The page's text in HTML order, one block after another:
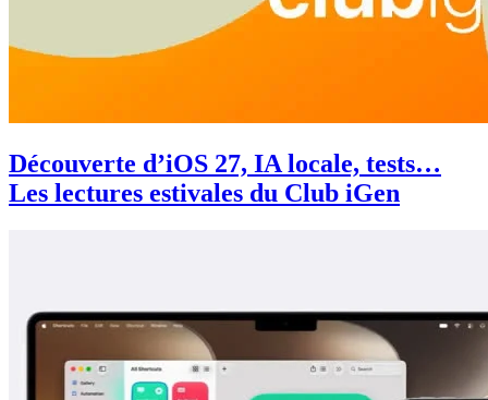
Découverte d’iOS 27, IA locale, tests…
Les lectures estivales du Club iGen